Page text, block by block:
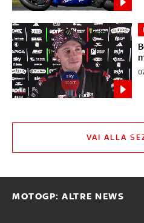
VAI ALLA
MOTOGP: ALTRE NEWS